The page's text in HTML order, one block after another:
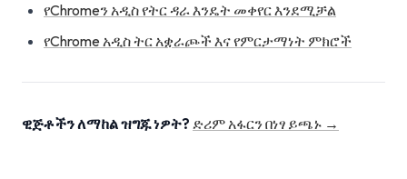
የChromeን አዲስ የትር ዳራ እንዴት መቀየር እንደሚቻል
የChrome አዲስ ትር አቋራጮች እና የምርታማነት ምክሮች
ዊጅቶችን ለማከል ዝግጁ ነዎት? ድሪም አፋርን በነፃ ይጫኑ →